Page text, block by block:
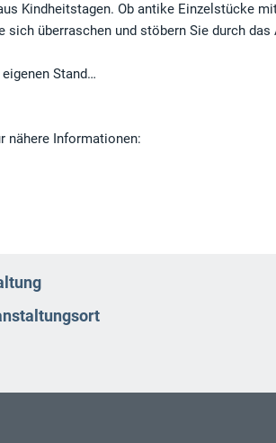
Kindheitstagen. Ob antike Einzelstücke
überraschen und stöbern Sie durch das
Stand…
nähere Informationen: